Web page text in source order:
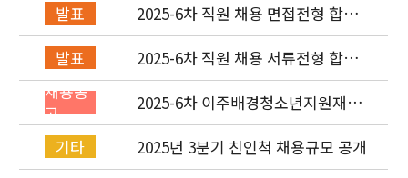
발표
2025-6차 직원 채용 면접전형 합격
자 발표 및 적격심사 안내
발표
2025-6차 직원 채용 서류전형 합격
자 발표 및 면접전형 안내
채용공
고
2025-6차 이주배경청소년지원재단
직원(기획운영실) 채용공고
(~11/16)
기타
2025년 3분기 친인척 채용규모 공개